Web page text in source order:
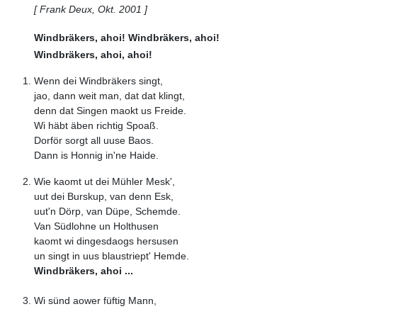
[ Frank Deux, Okt. 2001 ]
Windbräkers, ahoi! Windbräkers, ahoi!
Windbräkers, ahoi, ahoi!
Wenn dei Windbräkers singt,
jao, dann weit man, dat dat klingt,
denn dat Singen maokt us Freide.
Wi häbt äben richtig Spoaß.
Dorför sorgt all uuse Baos.
Dann is Honnig in'ne Haide.
Wie kaomt ut dei Mühler Mesk',
uut dei Burskup, van denn Esk,
uut'n Dörp, van Düpe, Schemde.
Van Südlohne un Holthusen
kaomt wi dingesdaogs hersusen
un singt in uus blaustriept' Hemde.
Windbräkers, ahoi ...
Wi sünd aower füftig Mann,